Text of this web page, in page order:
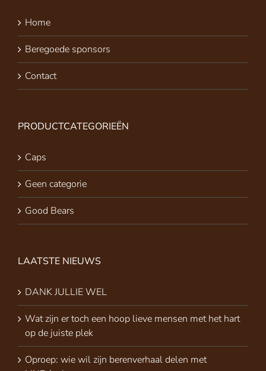
Home
Beregoede sponsors
Contact
PRODUCTCATEGORIEËN
Caps
Geen categorie
Good Bears
LAATSTE NIEUWS
DANK JULLIE WEL
Wat zijn er toch een hoop lieve mensen met het hart
op de juiste plek
Oproep: wie wil zijn berenverhaal delen met